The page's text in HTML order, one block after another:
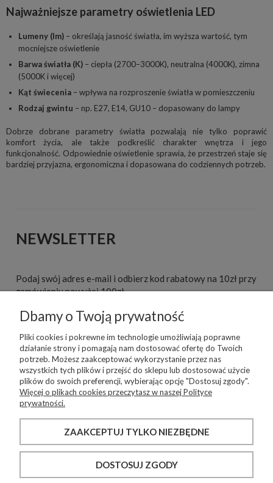
Najważniejsze parametry oświetlenia LED
Lumeny (lm) – określają jasność światła, im wyższa wartość, tym
mocniejsze oświetlenie
Barwa światła (K) – ciepła (2700–3000K), neutralna (4000K), zimna
(5000K i więcej)
Kąt świecenia – wpływa na rozproszenie światła w pomieszczeniu
Rodzaj gwintu – np. E27, E14, GU10 – dopasowany do lampy
Dobrze dobrane parametry światła pozwalają nie tylko poprawić
komfort życia, ale także podkreślić charakter wnętrza i jego
funkcjonalność. Odpowiednie oświetlenie sprawia, że przestrzeń staje się
bardziej przyjazna, ergonomiczna i dopasowana do codziennych potrzeb.
NEWSLETTER
Podaj swój adres e-mail i odbierz kod rabatowy na 10zł przy
zamówieniu powyżej 100zł.
WARUNKI ZAKUPÓW
MOJE KONTO
Dbamy o Twoją prywatność
Pliki cookies i pokrewne im technologie umożliwiają poprawne
działanie strony i pomagają nam dostosować ofertę do Twoich
potrzeb. Możesz zaakceptować wykorzystanie przez nas
wszystkich tych plików i przejść do sklepu lub dostosować użycie
plików do swoich preferencji, wybierając opcję "Dostosuj zgody".
Więcej o plikach cookies przeczytasz w naszej Polityce
prywatności.
ZAAKCEPTUJ TYLKO NIEZBĘDNE
DOSTOSUJ ZGODY